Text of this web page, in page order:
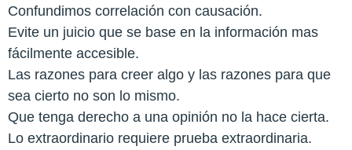
Confundimos correlación con causación.
Evite un juicio que se base en la información mas
fácilmente accesible.
Las razones para creer algo y las razones para que
sea cierto no son lo mismo.
Que tenga derecho a una opinión no la hace cierta.
Lo extraordinario requiere prueba extraordinaria.